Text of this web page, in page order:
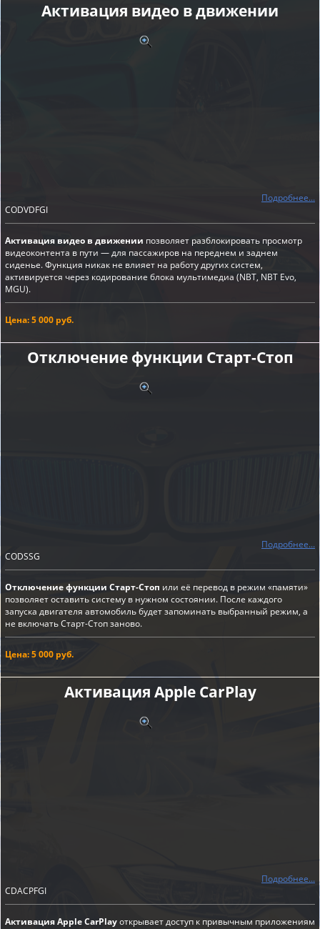
Активация видео в движении
Подробнее...
CODVDFGI
Активация видео в движении позволяет разблокировать просмотр
видеоконтента в пути — для пассажиров на переднем и заднем
сиденье. Функция никак не влияет на работу других систем,
активируется через кодирование блока мультимедиа (NBT, NBT Evo,
MGU).
Цена: 5 000 руб.
Отключение функции Старт-Cтоп
Подробнее...
CODSSG
Отключение функции Старт-Стоп или её перевод в режим «памяти»
позволяет оставить систему в нужном состоянии. После каждого
запуска двигателя автомобиль будет запоминать выбранный режим, а
не включать Старт-Стоп заново.
Цена: 5 000 руб.
Активация Apple CarPlay
Подробнее...
CDACPFGI
Активация Apple CarPlayоткрывает доступ к привычным приложениям